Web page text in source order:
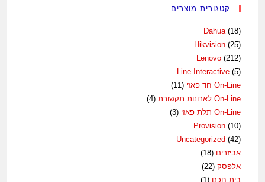
קטגורית מוצרים
Dahua (18)
Hikvision (25)
Lenovo (212)
Line-Interactive (5)
On-Line חד פאזי
(11)
On-Line לארונות תקשורת
(4)
On-Line תלת פאזי
(3)
Provision (10)
Uncategorized (42)
אביזרים (18)
אלפסק (22)
בית חכם (1)